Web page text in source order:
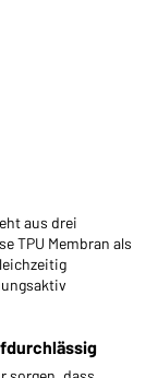
aus drei
TPU Membran als